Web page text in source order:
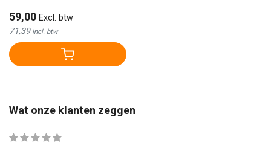
59,00 Excl. btw
71,39 Incl. btw
Wat onze klanten zeggen